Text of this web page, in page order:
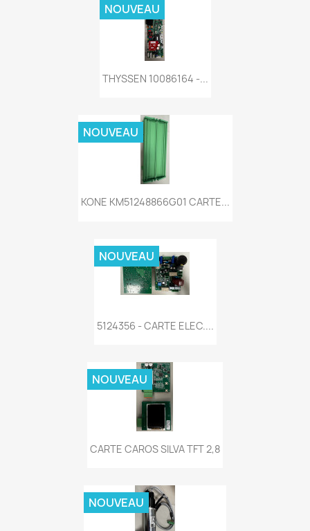
THYSSEN 10086164 -...
NOUVEAU
KONE KM51248866G01 CARTE...
NOUVEAU
5124356 - CARTE ELEC....
NOUVEAU
CARTE CAROS SILVA TFT 2,8
NOUVEAU
NOUVEAU